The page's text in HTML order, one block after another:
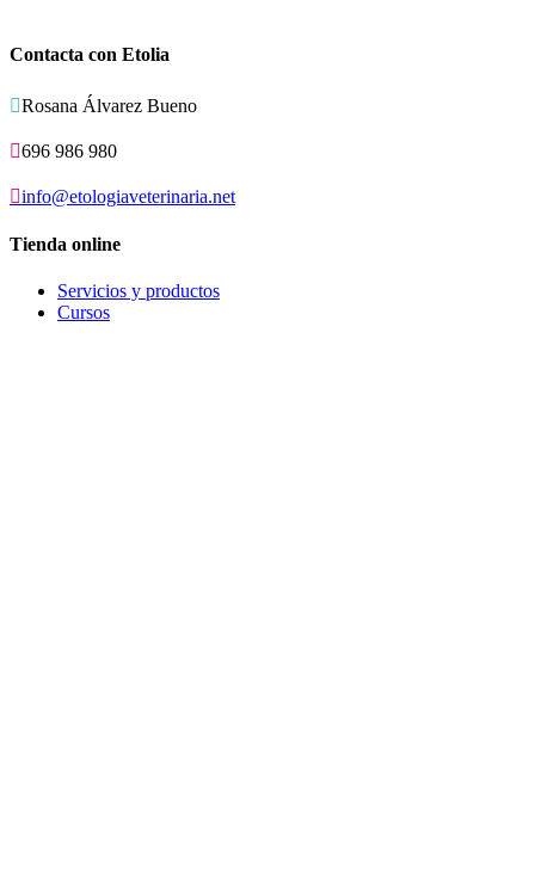
Contacta con Etolia
Rosana Álvarez Bueno
696 986 980
info@etologiaveterinaria.net
Tienda online
Servicios y productos
Cursos